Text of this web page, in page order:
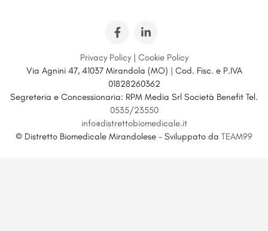
Privacy Policy| Cookie Policy
Via Agnini 47, 41037 Mirandola (MO) | Cod. Fisc. e P.IVA
01828260362
Segreteria e Concessionaria: RPM Media Srl Società Benefit Tel.
0535/23550
info@distrettobiomedicale.it
© Distretto Biomedicale Mirandolese - Sviluppato da TEAM99